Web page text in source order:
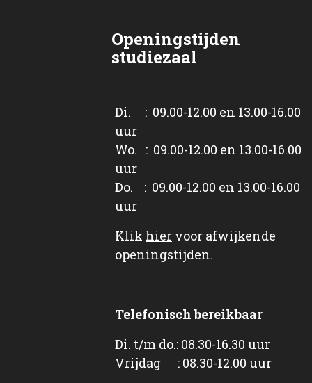
Openingstijden
studiezaal
Di. : 09.00-12.00 en 13.00-16.00
uur
Wo. : 09.00-12.00 en 13.00-16.00
uur
Do. : 09.00-12.00 en 13.00-16.00
uur
Klik hier voor afwijkende
openingstijden.
Telefonisch bereikbaar
Di. t/m do.: 08.30-16.30 uur
Vrijdag : 08.30-12.00 uur